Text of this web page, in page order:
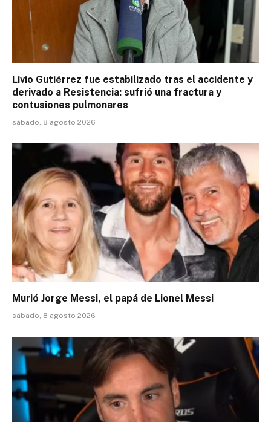
Livio Gutiérrez fue estabilizado tras el accidente y
derivado a Resistencia: sufrió una fractura y
contusiones pulmonares
sábado, 8 agosto 2026
Murió Jorge Messi, el papá de Lionel Messi
sábado, 8 agosto 2026